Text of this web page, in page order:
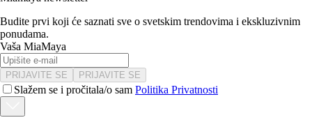
Budite prvi koji će saznati sve o svetskim trendovima i ekskluzivnim
ponudama.
Vaša MiaMaya
PRIJAVITE SE PRIJAVITE SE
Slažem se i pročitala/o sam Politika Privatnosti